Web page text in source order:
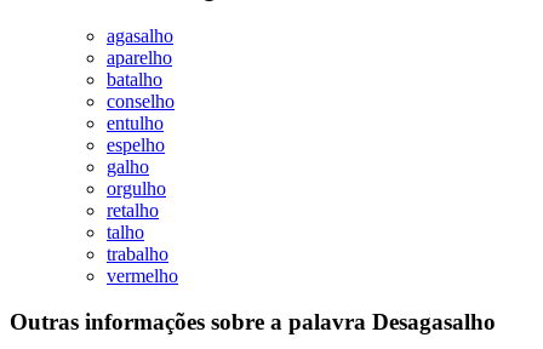
agasalho
aparelho
batalho
conselho
entulho
espelho
galho
orgulho
retalho
talho
trabalho
vermelho
Outras informações sobre a palavra Desagasalho